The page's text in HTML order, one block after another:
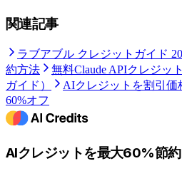
関連記事
ラブアブル クレジットガイド
約方法
無料Claude APIクレジッ
ガイド）
AIクレジットを割引価
60%オフ
AIクレジットを最大60%節約